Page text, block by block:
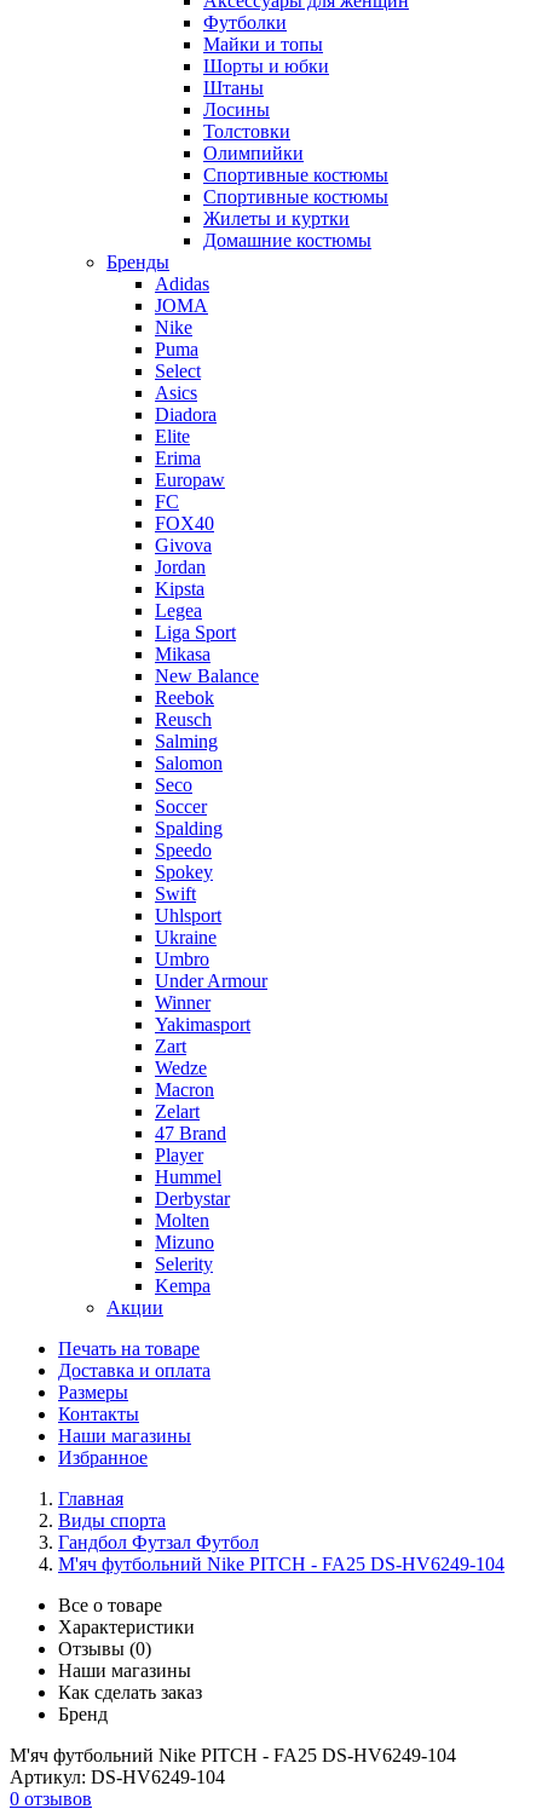
Футболки
Майки и топы
Шорты и юбки
Штаны
Лосины
Толстовки
Олимпийки
Спортивные костюмы
Спортивные костюмы
Жилеты и куртки
Домашние костюмы
Бренды
Adidas
JOMA
Nike
Puma
Select
Asics
Diadora
Elite
Erima
Europaw
FC
FOX40
Givova
Jordan
Kipsta
Legea
Liga Sport
Mikasa
New Balance
Reebok
Reusch
Salming
Salomon
Seco
Soccer
Spalding
Speedo
Spokey
Swift
Uhlsport
Ukraine
Umbro
Under Armour
Winner
Yakimasport
Zart
Wedze
Macron
Zelart
47 Brand
Player
Hummel
Derbystar
Molten
Mizuno
Selerity
Kempa
Акции
Печать на товаре
Доставка и оплата
Размеры
Контакты
Наши магазины
Избранное
Главная
Виды спорта
Гандбол Футзал Футбол
М'яч футбольний Nike PITCH - FA25 DS-HV6249-104
Все о товаре
Характеристики
Отзывы (0)
Наши магазины
Как сделать заказ
Бренд
М'яч футбольний Nike PITCH - FA25 DS-HV6249-104
Артикул: DS-HV6249-104
0 отзывов